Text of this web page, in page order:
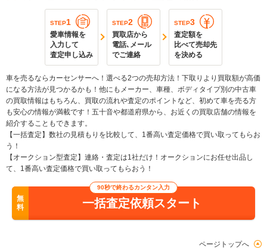
STEP1
愛車情報を
入力して
査定申し込み
STEP2
買取店から
電話､メール
でご連絡
STEP3
査定額を
比べて売却先
を決める
車を売るならカーセンサーへ！選べる2つの売却方法！下取りより買取額が高価
になる方法が見つかるかも！他にもメーカー、車種、ボディタイプ別の中古車
の買取情報はもちろん、買取の流れや査定のポイントなど、初めて車を売る方
も安心の情報が満載です！五十音や都道府県から、お近くの買取店舗の情報を
紹介することもできます。
【一括査定】数社の見積もりを比較して、1番高い査定価格で買い取ってもらお
う！
【オークション型査定】連絡・査定は1社だけ！オークションにお任せ出品し
て、1番高い査定価格で買い取ってもらおう！
無
料
90秒で終わるカンタン入力
一括査定依頼スタート
ページトップへ